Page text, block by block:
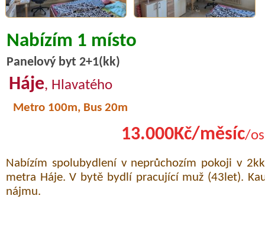
Nabízím 1 místo
Panelový byt 2+1(kk)
Háje, Hlavatého
Metro 100m, Bus 20m
13.000Kč/měsíc/
Nabízím spolubydlení v neprůchozím pokoji v
metra Háje. V bytě bydlí pracující muž (43let).
nájmu.